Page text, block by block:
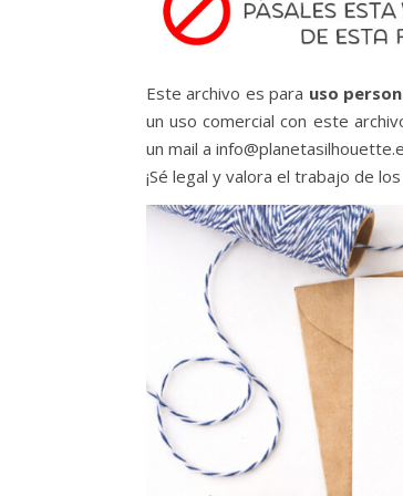
Este archivo es para uso
un uso comercial con este
un mail a
¡Sé legal y valora el trabajo de